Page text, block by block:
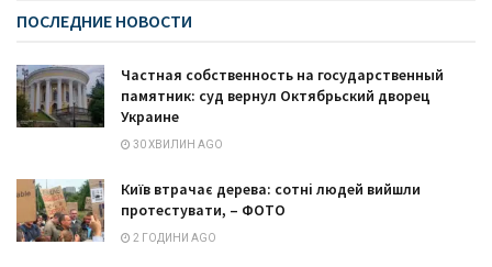
ПОСЛЕДНИЕ НОВОСТИ
Частная собственность на государственный
памятник: суд вернул Октябрьский дворец
Украине
30 ХВИЛИН AGO
Київ втрачає дерева: сотні людей вийшли
протестувати, – ФОТО
2 ГОДИНИ AGO